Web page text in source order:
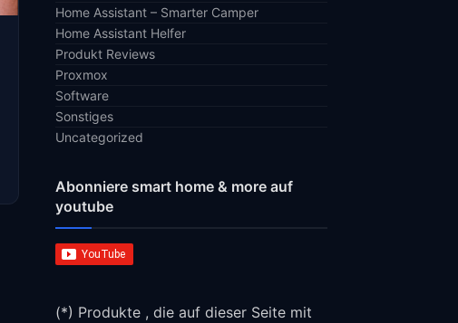
Home Assistant – Smarter Camper
Home Assistant Helfer
Produkt Reviews
Proxmox
Software
Sonstiges
Uncategorized
Abonniere smart home & more auf
youtube
(*) Produkte , die auf dieser Seite mit